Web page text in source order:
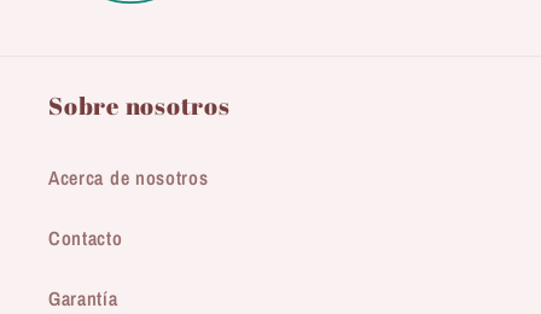
Sobre nosotros
Acerca de nosotros
Contacto
Garantía